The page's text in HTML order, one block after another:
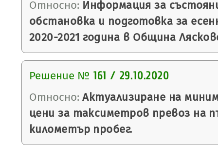
Относно: Информация за
обстановка и подготовка за
2020-2021 година в Община
Решение № 161 / 29.10.2020
Относно: Актуализиране на
цени за таксиметров превоз на
километър пробег.